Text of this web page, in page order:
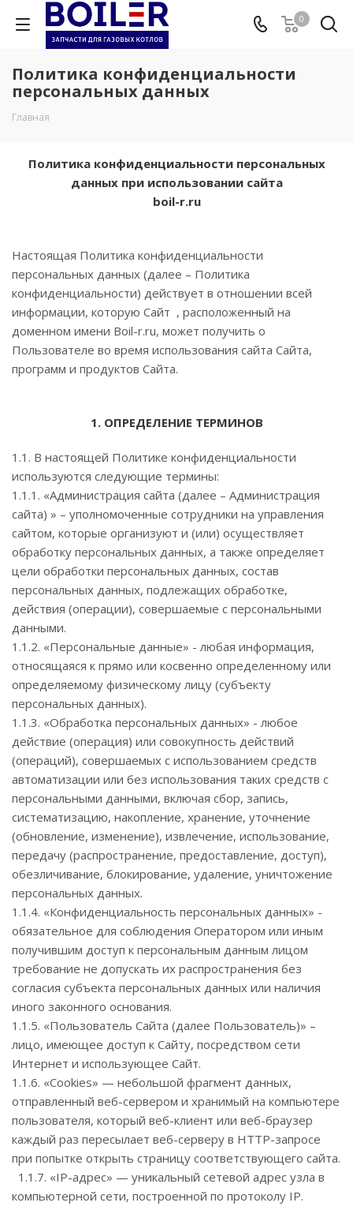
0
Политика конфиденциальности
персональных данных
Главная
Политика конфиденциальности персональных
данных при использовании сайта
boil-r.ru
Настоящая Политика конфиденциальности
персональных данных (далее – Политика
конфиденциальности) действует в отношении всей
информации, которую Сайт , расположенный на
доменном имени Boil-r.ru, может получить о
Пользователе во время использования сайта Сайта,
программ и продуктов Сайта.
1. ОПРЕДЕЛЕНИЕ ТЕРМИНОВ
1.1. В настоящей Политике конфиденциальности
используются следующие термины:
1.1.1. «Администрация сайта (далее – Администрация
сайта) » – уполномоченные сотрудники на управления
сайтом, которые организуют и (или) осуществляет
обработку персональных данных, а также определяет
цели обработки персональных данных, состав
персональных данных, подлежащих обработке,
действия (операции), совершаемые с персональными
данными.
1.1.2. «Персональные данные» - любая информация,
относящаяся к прямо или косвенно определенному или
определяемому физическому лицу (субъекту
персональных данных).
1.1.3. «Обработка персональных данных» - любое
действие (операция) или совокупность действий
(операций), совершаемых с использованием средств
автоматизации или без использования таких средств с
персональными данными, включая сбор, запись,
систематизацию, накопление, хранение, уточнение
(обновление, изменение), извлечение, использование,
передачу (распространение, предоставление, доступ),
обезличивание, блокирование, удаление, уничтожение
персональных данных.
1.1.4. «Конфиденциальность персональных данных» -
обязательное для соблюдения Оператором или иным
получившим доступ к персональным данным лицом
требование не допускать их распространения без
согласия субъекта персональных данных или наличия
иного законного основания.
1.1.5. «Пользователь Сайта (далее Пользователь)» –
лицо, имеющее доступ к Сайту, посредством сети
Интернет и использующее Сайт.
1.1.6. «Cookies» — небольшой фрагмент данных,
отправленный веб-сервером и хранимый на компьютере
пользователя, который веб-клиент или веб-браузер
каждый раз пересылает веб-серверу в HTTP-запросе
при попытке открыть страницу соответствующего сайта.
1.1.7. «IP-адрес» — уникальный сетевой адрес узла в
компьютерной сети, построенной по протоколу IP.